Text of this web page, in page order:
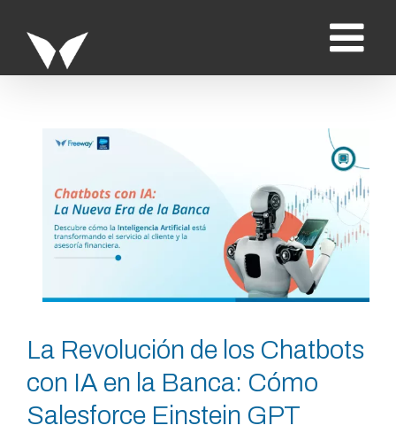
contenido
Ver
más
grande
La Revolución de los Chatbots
con IA en la Banca: Cómo
Salesforce Einstein GPT